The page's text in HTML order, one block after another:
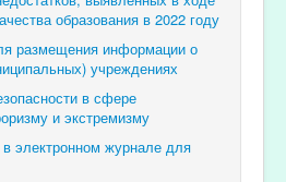
образования в 2022 году
размещения информации о
учреждениях
в сфере
и экстремизму
в электронном журнале для